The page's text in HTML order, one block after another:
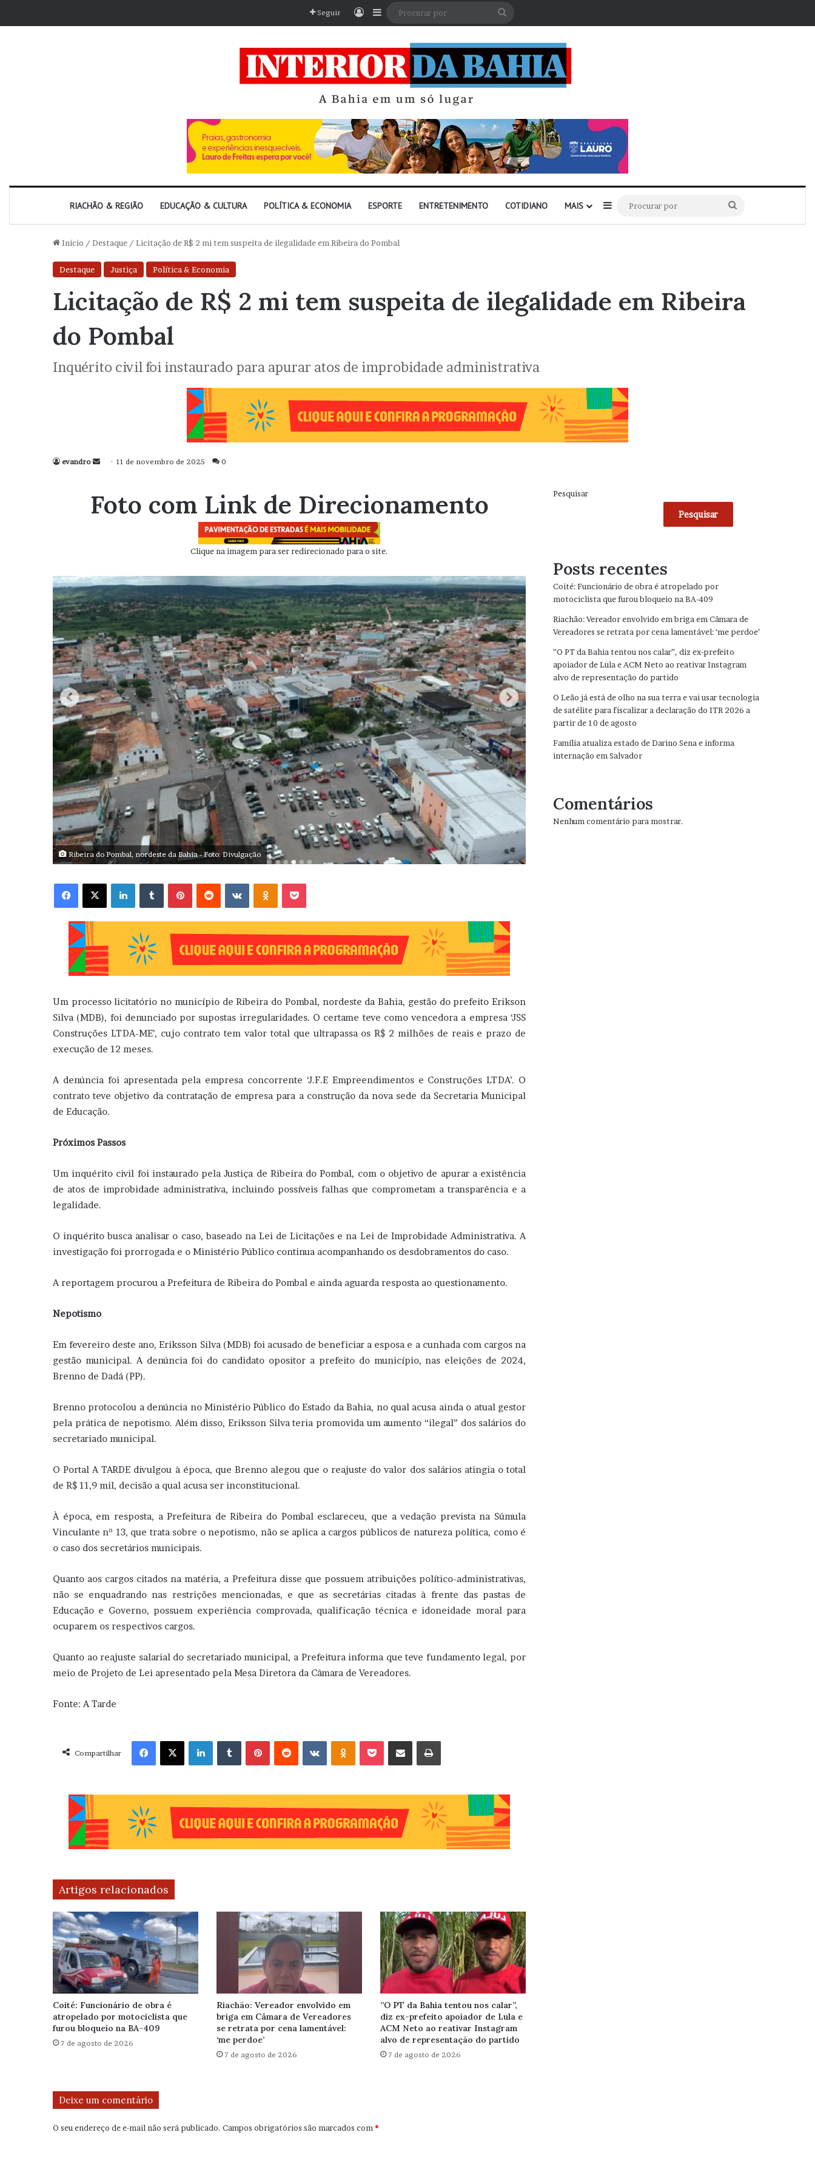
Seguir EntrarBarra Lateral
RIACHÃO & REGIÃO EDUCAÇÃO & CULTURA POLÍTICA & ECONOMIA ESPORTE ENTRETENIMENTO COTIDIANO MAIS Barra Lateral
por
Início / Destaque / Licitação de R$ 2 mi tem suspeita de ilegalidade em Ribeira do Pombal
Destaque Justiça Política & Economia
Licitação de R$ 2 mi tem suspeita de ilegalidade em Ribeira
do Pombal
Inquérito civil foi instaurado para apurar atos de improbidade administrativa
evandro
Mande
mail
11 de novembro de 2025 0
Foto com Link de Direcionamento
Clique na imagem para ser redirecionado para o site.
Ribeira do Pombal, nordeste da Bahia - Foto: Divulgação
Facebook X Linkedin VK OK
Um processo licitatório no município de Ribeira do Pombal, nordeste da Bahia, gestão do prefeito Erikson
Silva (MDB), foi denunciado por supostas irregularidades. O certame teve como vencedora a empresa ‘JSS
Construções LTDA-ME’, cujo contrato tem valor total que ultrapassa os R$ 2 milhões de reais e prazo de
execução de 12 meses.
A denúncia foi apresentada pela empresa concorrente ‘J.F.E Empreendimentos e Construções LTDA’. O
contrato teve objetivo da contratação de empresa para a construção da nova sede da Secretaria Municipal
de Educação.
Próximos Passos
Um inquérito civil foi instaurado pela Justiça de Ribeira do Pombal, com o objetivo de apurar a existência
de atos de improbidade administrativa, incluindo possíveis falhas que comprometam a transparência e a
legalidade.
O inquérito busca analisar o caso, baseado na Lei de Licitações e na Lei de Improbidade Administrativa. A
investigação foi prorrogada e o Ministério Público continua acompanhando os desdobramentos do caso.
A reportagem procurou a Prefeitura de Ribeira do Pombal e ainda aguarda resposta ao questionamento.
Nepotismo
Em fevereiro deste ano, Eriksson Silva (MDB) foi acusado de beneficiar a esposa e a cunhada com cargos na
gestão municipal. A denúncia foi do candidato opositor a prefeito do município, nas eleições de 2024,
Brenno de Dadá (PP).
Brenno protocolou a denúncia no Ministério Público do Estado da Bahia, no qual acusa ainda o atual gestor
pela prática de nepotismo. Além disso, Eriksson Silva teria promovida um aumento “ilegal” dos salários do
secretariado municipal.
O Portal A TARDE divulgou à época, que Brenno alegou que o reajuste do valor dos salários atingia o total
de R$ 11,9 mil, decisão a qual acusa ser inconstitucional.
À época, em resposta, a Prefeitura de Ribeira do Pombal esclareceu, que a vedação prevista na Súmula
Vinculante nº 13, que trata sobre o nepotismo, não se aplica a cargos públicos de natureza política, como é
o caso dos secretários municipais.
Quanto aos cargos citados na matéria, a Prefeitura disse que possuem atribuições político-administrativas,
não se enquadrando nas restrições mencionadas, e que as secretárias citadas à frente das pastas de
Educação e Governo, possuem experiência comprovada, qualificação técnica e idoneidade moral para
ocuparem os respectivos cargos.
Quanto ao reajuste salarial do secretariado municipal, a Prefeitura informa que teve fundamento legal, por
meio de Projeto de Lei apresentado pela Mesa Diretora da Câmara de Vereadores.
Fonte: A Tarde
Compartilhar
Facebook X Linkedin VK OK
Artigos relacionados
Coité: Funcionário de obra é
atropelado por motociclista que
furou bloqueio na BA-409
7 de agosto de 2026
Riachão: Vereador envolvido em
briga em Câmara de Vereadores
se retrata por cena lamentável:
‘me perdoe’
7 de agosto de 2026
”O PT da Bahia tentou nos calar”,
diz ex-prefeito apoiador de Lula e
ACM Neto ao reativar Instagram
alvo de representação do partido
7 de agosto de 2026
Deixe um comentário
O seu endereço de e-mail não será publicado. Campos obrigatórios são marcados com*
Pesquisar
Pesquisar
Posts recentes
Coité: Funcionário de obra é atropelado por
motociclista que furou bloqueio na BA-409
Riachão: Vereador envolvido em briga em Câmara de
Vereadores se retrata por cena lamentável: ‘me perdoe’
”O PT da Bahia tentou nos calar”, diz ex-prefeito
apoiador de Lula e ACM Neto ao reativar Instagram
alvo de representação do partido
O Leão já está de olho na sua terra e vai usar tecnologia
de satélite para fiscalizar a declaração do ITR 2026 a
partir de 10 de agosto
Família atualiza estado de Darino Sena e informa
internação em Salvador
Comentários
Nenhum comentário para mostrar.